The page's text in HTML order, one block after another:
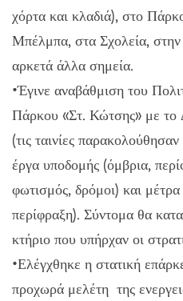
χόρτα και κλαδιά), στο
Μπέλμπα, στα Σχολεία,
αρκετά άλλα σημεία.
•Έγινε αναβάθμιση του
Πάρκου «Στ. Κώτσης» με το
(τις ταινίες
έργα υποδομής (όμβρια,
φωτισμός, δρόμοι) και
περίφραξη). Σύντομα θα
κτήριο που υπήρχαν οι
•Ελέγχθηκε η στατική
προχωρά μελέτη της